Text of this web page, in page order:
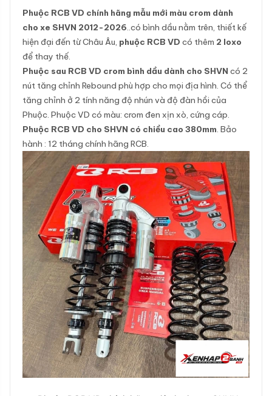
Phuộc RCB VD chính hãng mẫu mới màu crom dành
cho xe SHVN 2012-2026..có bình dầu nằm trên, thiết kế
hiện đại đến từ Châu Âu, phuộc RCB VD có thêm 2 loxo
để thay thế.
Phuộc sau RCB VD crom bình dầu dành cho SHVN có 2
nút tăng chỉnh Rebound phù hợp cho mọi địa hình. Có thể
tăng chỉnh ở 2 tính năng độ nhún và độ đàn hồi của
Phuộc. Phuộc VD có màu: crom đen xịn xò, cứng cáp.
Phuộc RCB VD cho SHVN có chiều cao 380mm. Bảo
hành : 12 tháng chính hãng RCB.